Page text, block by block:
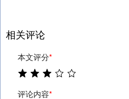
相关评论
本文评分*
评论内容*